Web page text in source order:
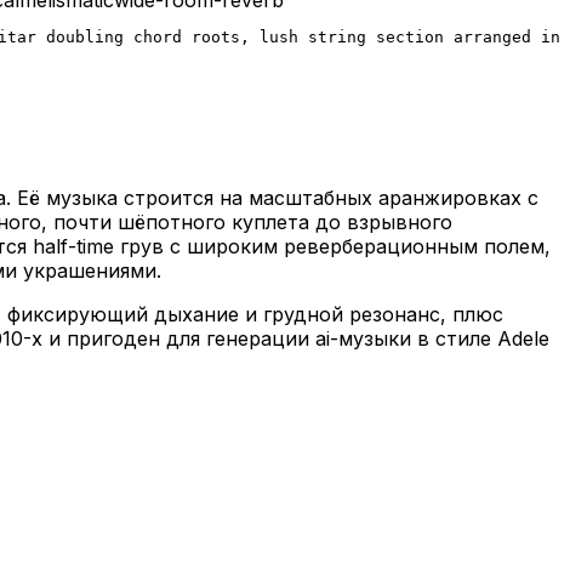
doubling chord roots, lush string section arranged
Её музыка строится на масштабных аранжировках с
почти шёпотного куплета до взрывного
half-time грув с широким реверберационным полем,
украшениями.
дыхание и грудной резонанс, плюс
х и пригоден для генерации ai-музыки в стиле Adele